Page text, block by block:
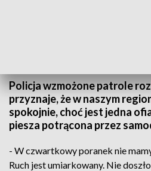
Policja wzmożone patrole
przyznaje, że w naszym
spokojnie, choć jest jedna
piesza potrącona przez
- W czwartkowy poranek nie
Ruch jest umiarkowany. Nie